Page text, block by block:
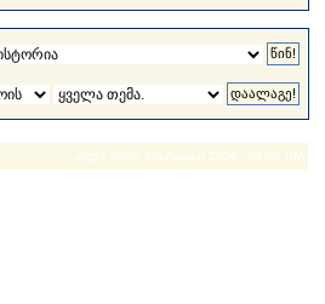
ახლა არის: 6th August 2026 - 01:06 PM